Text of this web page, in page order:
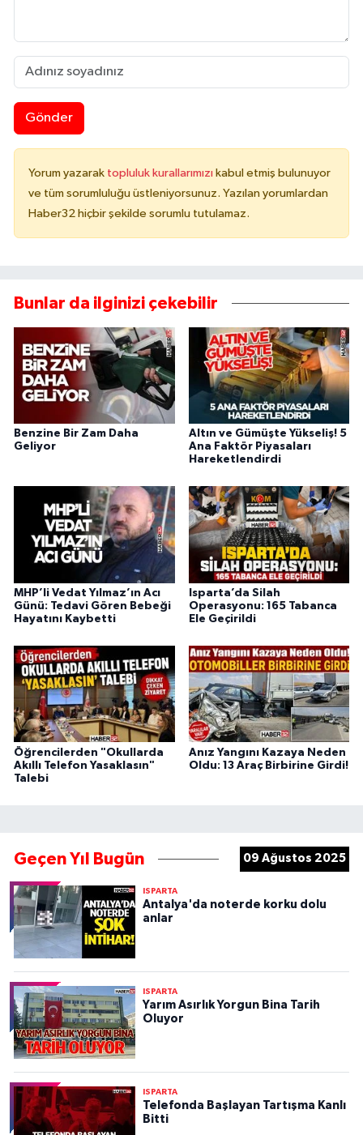
Gönder
Yorum yazarak topluluk kurallarımızı kabul etmiş bulunuyor
ve tüm sorumluluğu üstleniyorsunuz. Yazılan yorumlardan
Haber32 hiçbir şekilde sorumlu tutulamaz.
Bunlar da ilginizi çekebilir
Benzine Bir Zam Daha
Geliyor
Altın ve Gümüşte Yükseliş! 5
Ana Faktör Piyasaları
Hareketlendirdi
MHP’li Vedat Yılmaz’ın Acı
Günü: Tedavi Gören Bebeği
Hayatını Kaybetti
Isparta’da Silah
Operasyonu: 165 Tabanca
Ele Geçirildi
Öğrencilerden "Okullarda
Akıllı Telefon Yasaklasın"
Talebi
Anız Yangını Kazaya Neden
Oldu: 13 Araç Birbirine Girdi!
Geçen Yıl Bugün 09 Ağustos 2025
ISPARTA
Antalya'da noterde korku dolu
anlar
ISPARTA
Yarım Asırlık Yorgun Bina Tarih
Oluyor
ISPARTA
Telefonda Başlayan Tartışma Kanlı
Bitti